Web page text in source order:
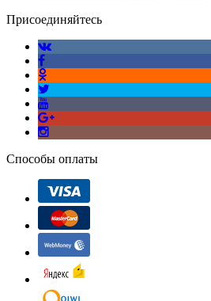
Присоединяйтесь
Способы оплаты